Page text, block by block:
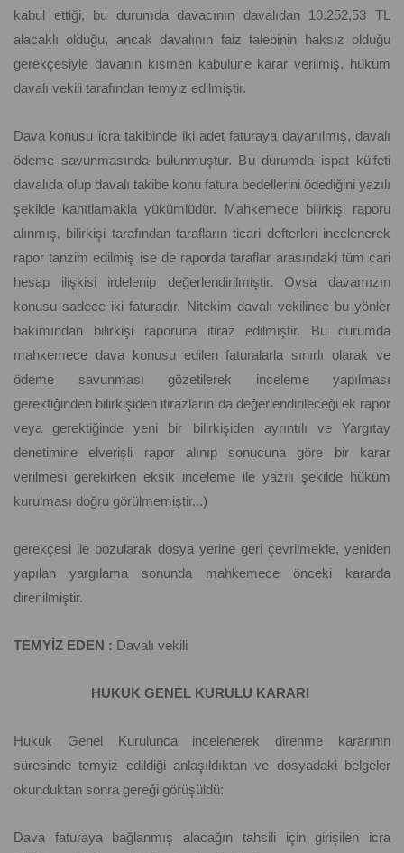
kabul ettiği, bu durumda davacının davalıdan 10.252,53 TL
alacaklı olduğu, ancak davalının faiz talebinin haksız olduğu
gerekçesiyle davanın kısmen kabulüne karar verilmiş, hüküm
davalı vekili tarafından temyiz edilmiştir.
Dava konusu icra takibinde iki adet faturaya dayanılmış, davalı
ödeme savunmasında bulunmuştur. Bu durumda ispat külfeti
davalıda olup davalı takibe konu fatura bedellerini ödediğini yazılı
şekilde kanıtlamakla yükümlüdür. Mahkemece bilirkişi raporu
alınmış, bilirkişi tarafından tarafların ticari defterleri incelenerek
rapor tanzim edilmiş ise de raporda taraflar arasındaki tüm cari
hesap ilişkisi irdelenip değerlendirilmiştir. Oysa davamızın
konusu sadece iki faturadır. Nitekim davalı vekilince bu yönler
bakımından bilirkişi raporuna itiraz edilmiştir. Bu durumda
mahkemece dava konusu edilen faturalarla sınırlı olarak ve
ödeme savunması gözetilerek inceleme yapılması
gerektiğinden bilirkişiden itirazların da değerlendirileceği ek rapor
veya gerektiğinde yeni bir bilirkişiden ayrıntılı ve Yargıtay
denetimine elverişli rapor alınıp sonucuna göre bir karar
verilmesi gerekirken eksik inceleme ile yazılı şekilde hüküm
kurulması doğru görülmemiştir...)
gerekçesi ile bozularak dosya yerine geri çevrilmekle, yeniden
yapılan yargılama sonunda mahkemece önceki kararda
direnilmiştir.
TEMYİZ EDEN : Davalı vekili
HUKUK GENEL KURULU KARARI
Hukuk Genel Kurulunca incelenerek direnme kararının
süresinde temyiz edildiği anlaşıldıktan ve dosyadaki belgeler
okunduktan sonra gereği görüşüldü:
Dava faturaya bağlanmış alacağın tahsili için girişilen icra